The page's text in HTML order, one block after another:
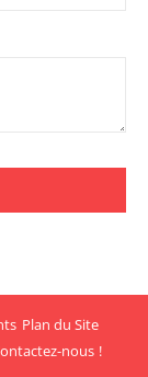
Plan du Site
nous !